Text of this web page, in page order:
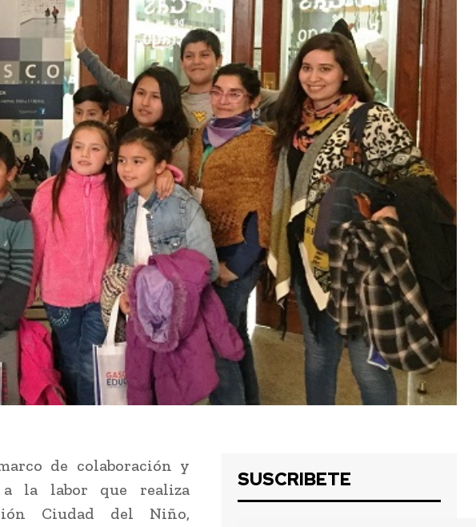
de colaboración y
a la labor que realiza
Ciudad del Niño,
SUSCRIBETE